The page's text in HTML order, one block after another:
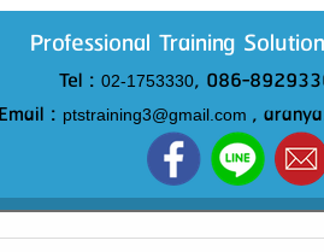
Professional Training
Tel : 02-1753330, 086-
Email : ptstraining3@gmail.com ,